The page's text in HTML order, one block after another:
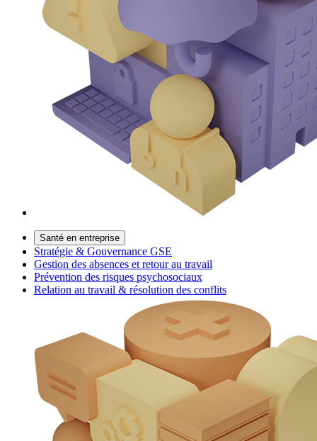
Santé en entreprise
Stratégie & Gouvernance GSE
Gestion des absences et retour au travail
Prévention des risques psychosociaux
Relation au travail & résolution des conflits